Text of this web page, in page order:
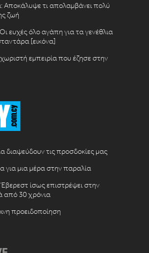
Αποκάλυψε τι απολαμβάνει πολύ
ζωή
ευχές όλο αγάπη για τα γενέθλια
[εικόνα]
εμπειρία που έζησε στην
τις προσδοκίες μας
μια μέρα στην παραλία
ίσως επιστρέψει στην
από 30 χρόνια
προειδοποίηση